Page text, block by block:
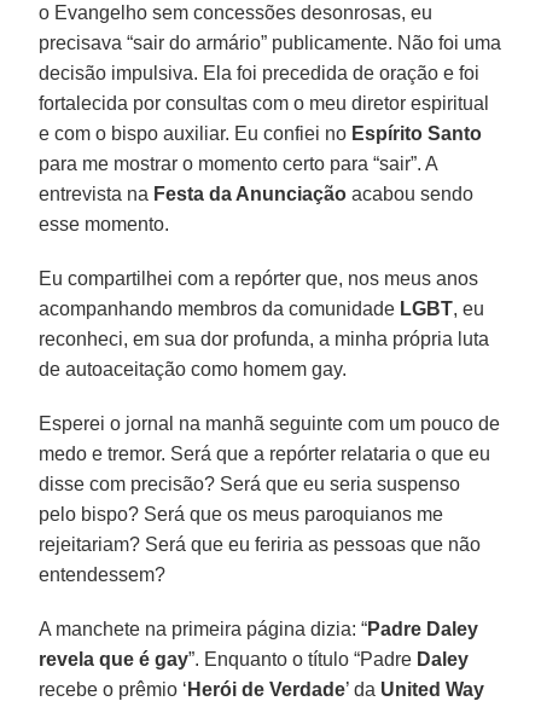
o Evangelho sem concessões desonrosas, eu
precisava “sair do armário” publicamente. Não foi uma
decisão impulsiva. Ela foi precedida de oração e foi
fortalecida por consultas com o meu diretor espiritual
e com o bispo auxiliar. Eu confiei no Espírito Santo
para me mostrar o momento certo para “sair”. A
entrevista na Festa da Anunciação acabou sendo
esse momento.
Eu compartilhei com a repórter que, nos meus anos
acompanhando membros da comunidade LGBT, eu
reconheci, em sua dor profunda, a minha própria luta
de autoaceitação como homem gay.
Esperei o jornal na manhã seguinte com um pouco de
medo e tremor. Será que a repórter relataria o que eu
disse com precisão? Será que eu seria suspenso
pelo bispo? Será que os meus paroquianos me
rejeitariam? Será que eu feriria as pessoas que não
entendessem?
A manchete na primeira página dizia: “Padre Daley
revela que é gay”. Enquanto o título “Padre Daley
recebe o prêmio ‘ Herói de Verdade’ da United Way